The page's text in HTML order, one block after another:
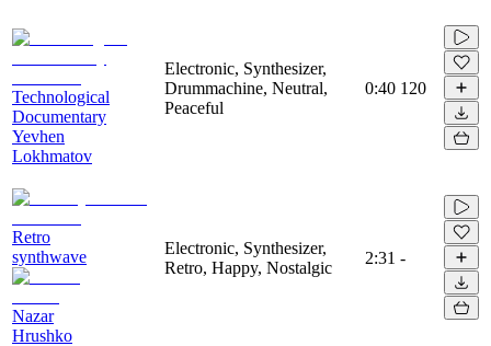
Technological
Documentary
Yevhen
Lokhmatov
Electronic, Synthesizer,
Drummachine, Neutral,
Peaceful
0:40 120
Retro
synthwave
Nazar
Hrushko
Electronic, Synthesizer,
Retro, Happy, Nostalgic
2:31 -